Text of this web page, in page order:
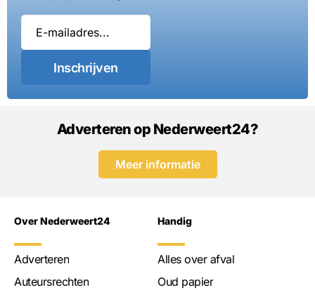
Inschrijven
Adverteren op Nederweert24?
Meer informatie
Over Nederweert24
Adverteren
Auteursrechten
Handig
Alles over afval
Oud papier